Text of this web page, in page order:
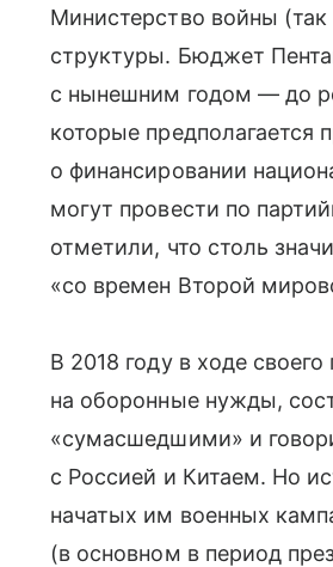
Министерство войны
структуры. Бюджет
с нынешним годом — до
которые предполагается
о финансировании
могут провести по
отметили, что столь
«со времен Второй
В 2018 году в ходе
на оборонные нужды,
«сумасшедшими» и
с Россией и Китаем. Но
начатых им военных
(в основном в период